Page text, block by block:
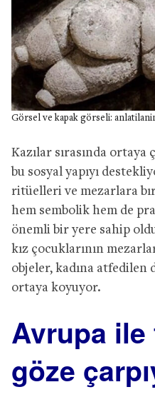
Görsel ve kapak görseli:
Kazılar sırasında
bu sosyal yapıyı
ritüelleri ve mezarlara
hem sembolik hem de
önemli bir yere sahip
kız çocuklarının
objeler, kadına
ortaya koyuyor.
Avrupa ile
göze